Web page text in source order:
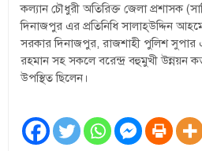
কল্যান চৌধুরী অতিরিক্ত জেলা প্রশাসক
দিনাজপুর এর প্রতিনিধি সালাহ্উদ্দিন
সরকার দিনাজপুর, রাজশাহী পুলিশ সুপার
রহমান সহ সকলে বরেন্দ্র বহুমুখী উন্নয়ন
উপস্থিত ছিলেন।